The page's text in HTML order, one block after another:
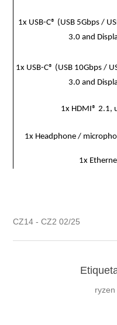
1x USB-C® (USB 5Gbps /
3.0 and
1x USB-C® (USB 10Gbps /
3.0 and
1x HDMI® 2.1,
1x Headphone /
1x
CZ14 - CZ2 02/25
ryzen